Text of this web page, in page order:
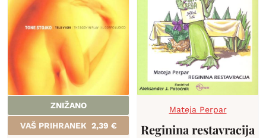
ZNIŽANO
VAŠ PRIHRANEK 2,39 €
Mateja Perpar
Reginina restavracija